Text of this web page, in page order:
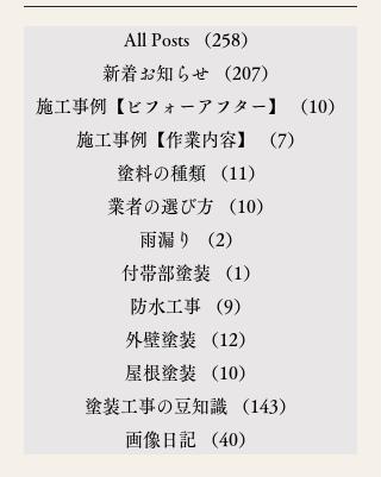
All Posts （258）
新着お知らせ
（207）
施工事例【ビフォーアフター】
（10）
施工事例【作業内容】
（7）
塗料の種類
（11）
業者の選び方
（10）
雨漏り
（2）
付帯部塗装
（1）
防水工事
（9）
外壁塗装
（12）
屋根塗装
（10）
塗装工事の豆知識
（143）
画像日記
（40）